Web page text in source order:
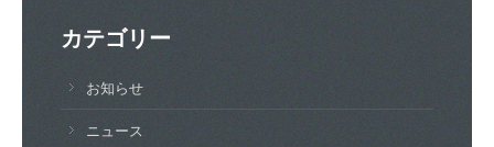
カテゴリー
お知らせ
ニュース